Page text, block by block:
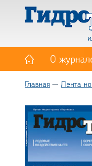
О
Главная Лента